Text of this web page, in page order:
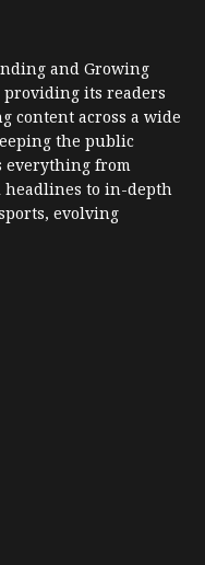
and Growing
its readers
content across a wide
the public
everything from
to in-depth
evolving